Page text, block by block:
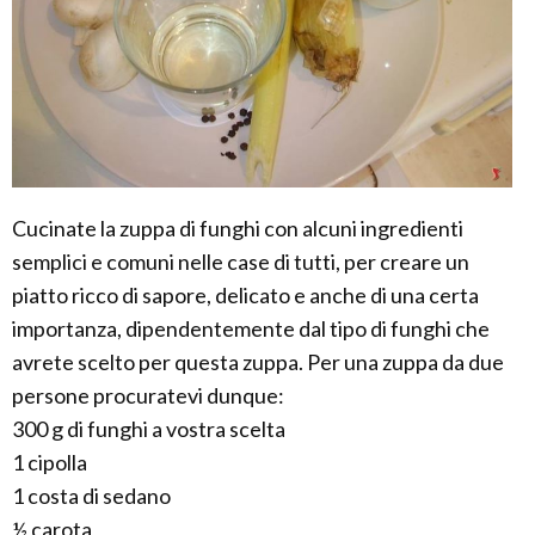
Cucinate la zuppa di funghi con alcuni ingredienti
semplici e comuni nelle case di tutti, per creare un
piatto ricco di sapore, delicato e anche di una certa
importanza, dipendentemente dal tipo di funghi che
avrete scelto per questa zuppa. Per una zuppa da due
persone procuratevi dunque:
300 g di funghi a vostra scelta
1 cipolla
1 costa di sedano
½ carota